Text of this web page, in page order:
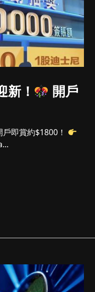
新！
開戶
戶即賞約$1800！